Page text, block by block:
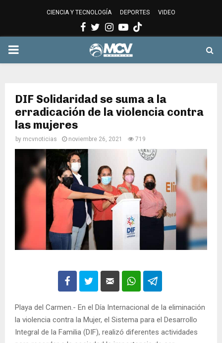
CIENCIA Y TECNOLOGÍA DEPORTES VIDEO
Facebook
Twitter
Instagram
Youtube
PRIMARY
DIF Solidaridad se suma a la
erradicación de la violencia contra
las mujeres
by mcvnoticias noviembre 26, 2021 719
Playa del Carmen.- En el Día Internacional de la eliminación
la violencia contra la Mujer, el Sistema para el Desarrollo
Integral de la Familia (DIF), realizó diferentes actividades